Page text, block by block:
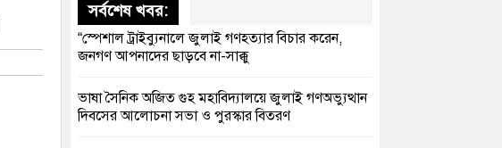
সর্বশেষ খবর:
“স্পেশাল ট্রাইব্যুনালে জুলাই গণহত্যার বিচার করেন,
জনগণ আপনাদের ছাড়বে না-সাক্কু
ভাষা সৈনিক অজিত গুহ মহাবিদ্যালয়ে জুলাই গণঅভ্যুত্থান
দিবসের আলোচনা সভা ও পুরস্কার বিতরণ